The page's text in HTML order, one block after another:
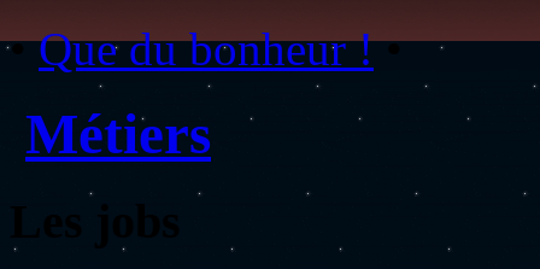
•Que du bonheur !•
Métiers
Les jobs